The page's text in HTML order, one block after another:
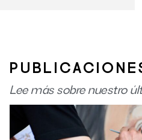
Lee más sobre nuestro